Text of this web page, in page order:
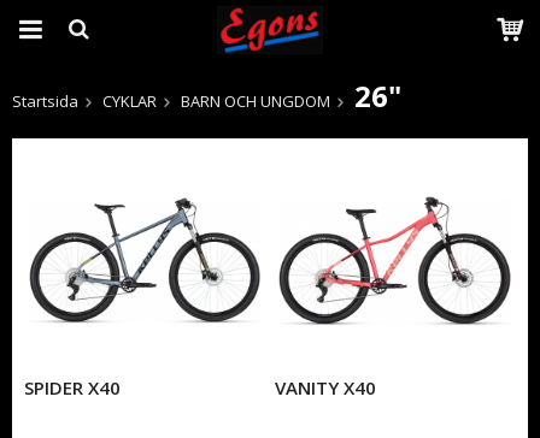
Produkten har blivit tillagd i varukorgen
Startsida CYKLAR BARN OCH UNGDOM 26"
SPIDER X40 VANITY X40